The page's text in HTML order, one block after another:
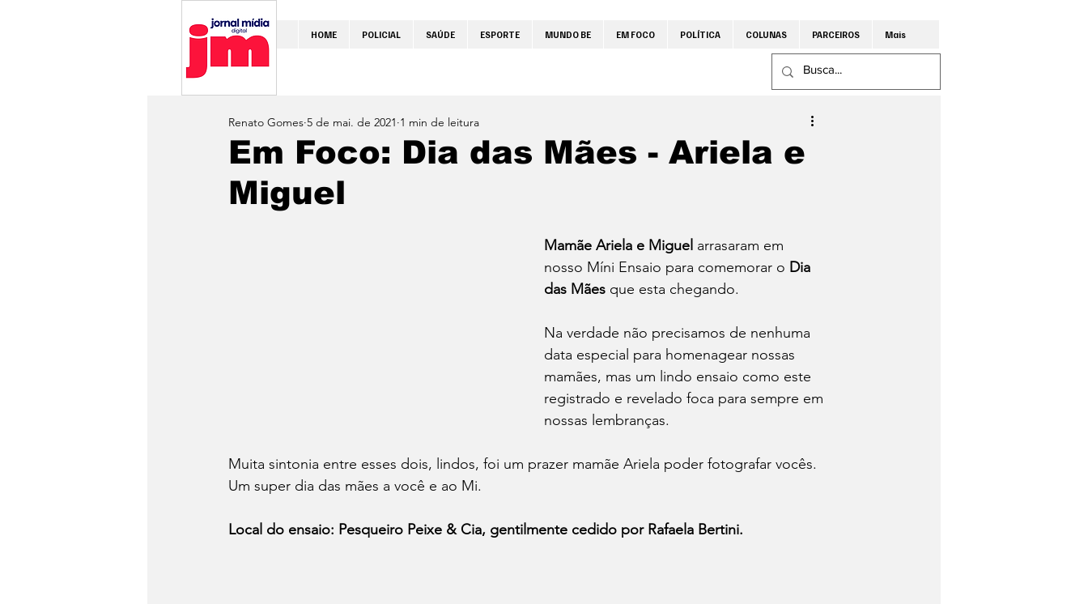
HOME POLICIAL SAÚDE ESPORTE MUNDO BE EM FOCO POLÍTICA COLUNAS PARCEIROS Mais
Em Foco: Dia das Mães - Ariela e
Miguel
Renato Gomes 5 de mai. de 2021 1 min de leitura
Mamãe Ariela e Miguel arrasaram em
nosso Míni Ensaio para comemorar o Dia
das Mães que esta chegando.
Na verdade não precisamos de nenhuma
data especial para homenagear nossas
mamães, mas um lindo ensaio como este
registrado e revelado foca para sempre em
nossas lembranças.
Muita sintonia entre esses dois, lindos, foi um prazer mamãe Ariela poder fotografar vocês.
Um super dia das mães a você e ao Mi.
Local do ensaio: Pesqueiro Peixe & Cia, gentilmente cedido por Rafaela Bertini.